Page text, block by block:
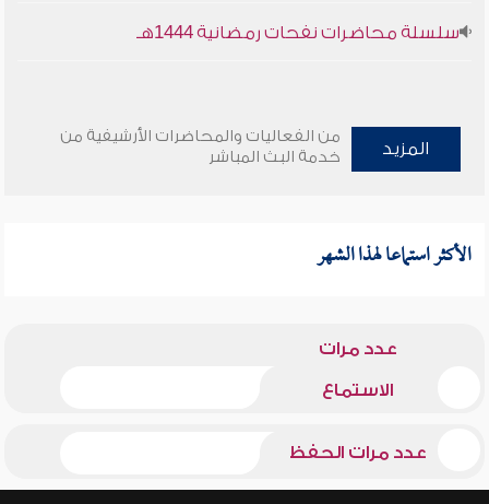
سلسلة محاضرات نفحات رمضانية 1444هـ
المزيد
من الفعاليات والمحاضرات الأرشيفية من
خدمة البث المباشر
الأكثر استماعا لهذا الشهر
عدد مرات
الاستماع
عدد مرات الحفظ